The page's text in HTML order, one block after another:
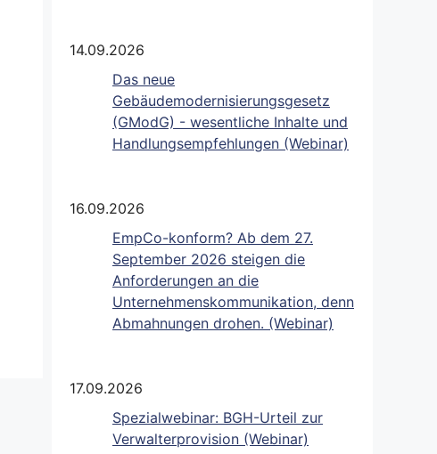
14.09.2026
Das neue
Gebäudemodernisierungsgesetz
(GModG) - wesentliche Inhalte und
Handlungsempfehlungen (Webinar)
16.09.2026
EmpCo-konform? Ab dem 27.
September 2026 steigen die
Anforderungen an die
Unternehmenskommunikation, denn
Abmahnungen drohen. (Webinar)
17.09.2026
Spezialwebinar: BGH-Urteil zur
Verwalterprovision (Webinar)